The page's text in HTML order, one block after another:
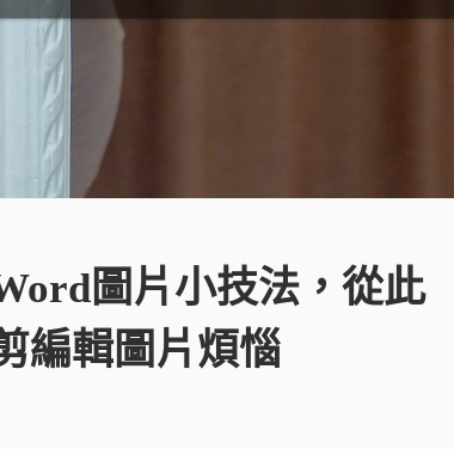
圖片小技法，從此
編輯圖片煩惱